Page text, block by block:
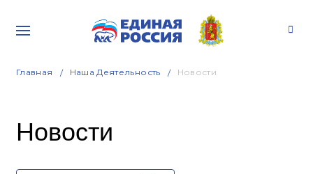
Главная Наша Деятельность Новости
Новости